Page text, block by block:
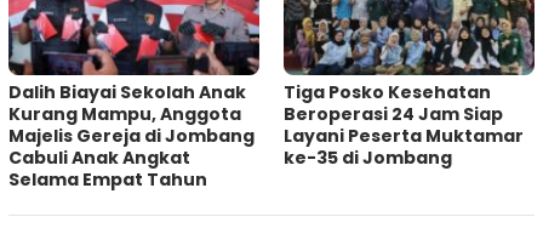
Dalih Biayai Sekolah Anak
Kurang Mampu, Anggota
Majelis Gereja di Jombang
Cabuli Anak Angkat
Selama Empat Tahun
Tiga Posko Kesehatan
Beroperasi 24 Jam Siap
Layani Peserta Muktamar
ke-35 di Jombang